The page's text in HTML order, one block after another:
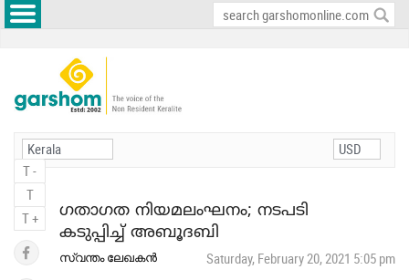
T -
T
T +
ഗതാഗത നിയമലംഘനം; നടപടി
കടുപ്പിച്ച് അബൂദബി
സ്വന്തം ലേഖകന്‍ Saturday, February 20, 2021 5:05 pm